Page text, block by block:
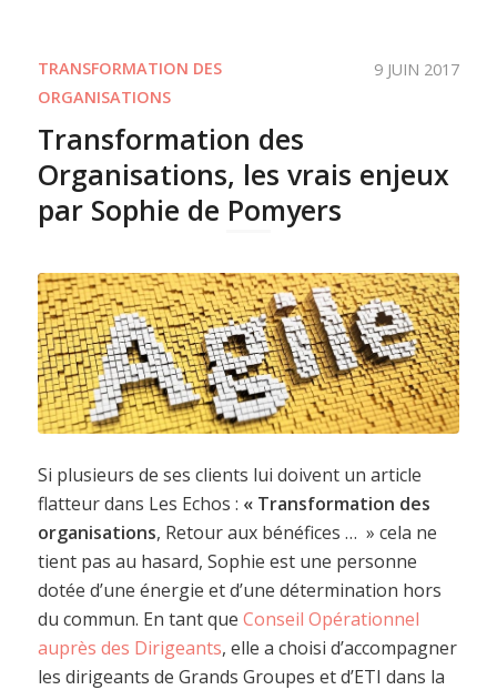
TRANSFORMATION DES
ORGANISATIONS
9 JUIN 2017
Transformation des
Organisations, les vrais enjeux
par Sophie de Pomyers
Si plusieurs de ses clients lui doivent un article
flatteur dans Les Echos : « Transformation des
organisations, Retour aux bénéfices … » cela ne
tient pas au hasard, Sophie est une personne
dotée d’une énergie et d’une détermination hors
du commun. En tant que Conseil Opérationnel
auprès des Dirigeants, elle a choisi d’accompagner
les dirigeants de Grands Groupes et d’ETI dans la